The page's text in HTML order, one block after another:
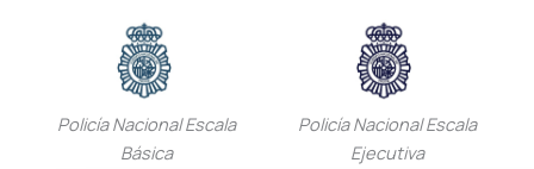
Policía Nacional Escala
Básica
Policía Nacional Escala
Ejecutiva